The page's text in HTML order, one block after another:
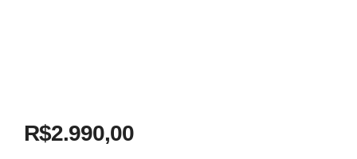
R$2.990,00